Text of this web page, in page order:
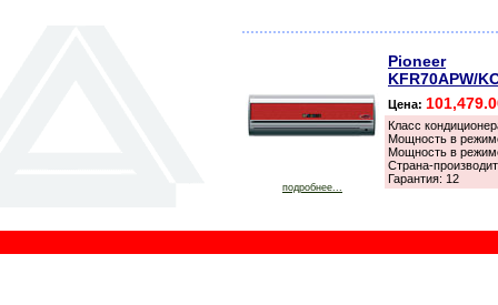
подробнее...
Pioneer
KFR70APW/
Цена:
Класс
Мощность в
Мощность в
Страна-
Гарантия: 12